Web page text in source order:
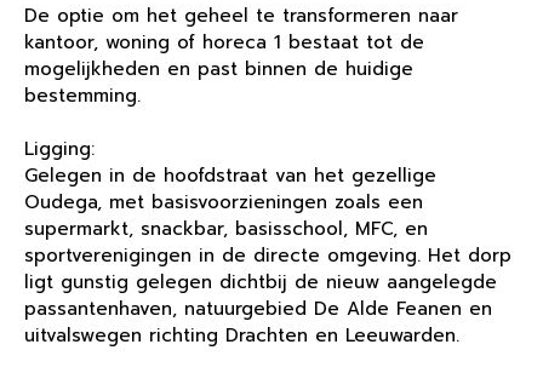
De optie om het geheel te transformeren naar
kantoor, woning of horeca 1 bestaat tot de
mogelijkheden en past binnen de huidige
bestemming.
Ligging:
Gelegen in de hoofdstraat van het gezellige
Oudega, met basisvoorzieningen zoals een
supermarkt, snackbar, basisschool, MFC, en
sportverenigingen in de directe omgeving. Het dorp
ligt gunstig gelegen dichtbij de nieuw aangelegde
passantenhaven, natuurgebied De Alde Feanen en
uitvalswegen richting Drachten en Leeuwarden.